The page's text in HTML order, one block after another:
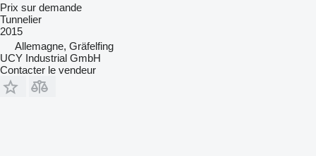
Prix sur demande
Tunnelier
2015
Allemagne, Gräfelfing
UCY Industrial GmbH
Contacter le vendeur